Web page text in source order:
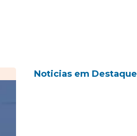
Noticias em Destaque